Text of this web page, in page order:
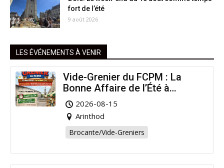
fort de l’été
9 août 2026
LES ÉVÉNEMENTS À VENIR
Vide-Grenier du FCPM : La
Bonne Affaire de l’Été à
Arinthod !
2026-08-15
Arinthod
Brocante/Vide-Greniers